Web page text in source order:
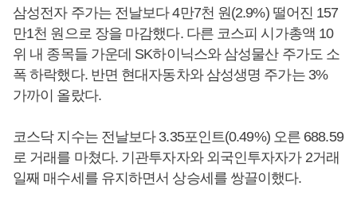
삼성전자 주가는 전날보다 4만7천 원(2.9%) 떨어진 157
만1천 원으로 장을 마감했다. 다른 코스피 시가총액 10
위 내 종목들 가운데 SK하이닉스와 삼성물산 주가도 소
폭 하락했다. 반면 현대자동차와 삼성생명 주가는 3%
가까이 올랐다.
코스닥 지수는 전날보다 3.35포인트(0.49%) 오른 688.59
로 거래를 마쳤다. 기관투자자와 외국인투자자가 2거래
일째 매수세를 유지하면서 상승세를 쌍끌이했다.